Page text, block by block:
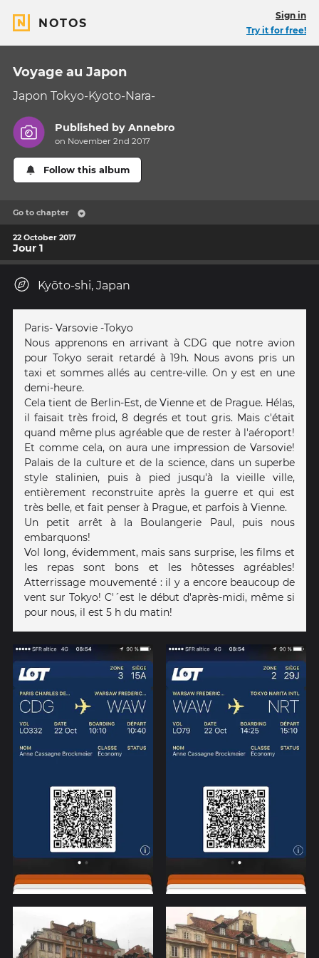
NOTOS
Sign in
Try it for free!
Voyage au Japon
Japon Tokyo-Kyoto-Nara-
Published byAnnebro
on November 2nd 2017
Follow this album
Go to chapter
22 October 2017
Jour 1
Kyōto-shi, Japan
Paris- Varsovie -Tokyo
Nous apprenons en arrivant à CDG que notre avion
pour Tokyo serait retardé à 19h. Nous avons pris un
taxi et sommes allés au centre-ville. On y est en une
demi-heure.
Cela tient de Berlin-Est, de Vienne et de Prague. Hélas,
il faisait très froid, 8 degrés et tout gris. Mais c'était
quand même plus agréable que de rester à l'aéroport!
Et comme cela, on aura une impression de Varsovie!
Palais de la culture et de la science, dans un superbe
style stalinien, puis à pied jusqu'à la vieille ville,
entièrement reconstruite après la guerre et qui est
très belle, et fait penser à Prague, et parfois à Vienne.
Un petit arrêt à la Boulangerie Paul, puis nous
embarquons!
Vol long, évidemment, mais sans surprise, les films et
les repas sont bons et les hôtesses agréables!
Atterrissage mouvementé : il y a encore beaucoup de
vent sur Tokyo! C'´est le début d'après-midi, même si
pour nous, il est 5 h du matin!